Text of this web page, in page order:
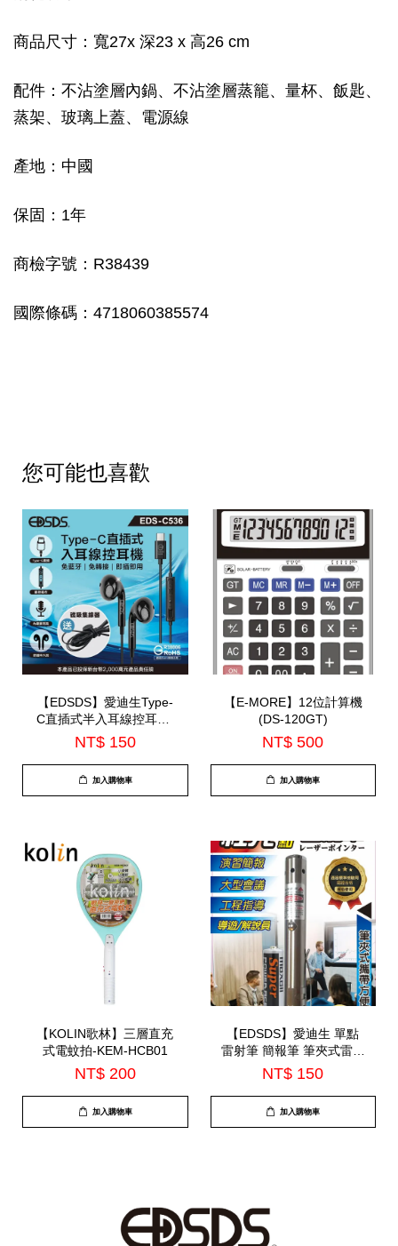
商品尺寸：寬27x 深23 x 高26 cm
配件：不沾塗層內鍋、不沾塗層蒸籠、量杯、飯匙、
蒸架、玻璃上蓋、電源線
產地：中國
保固：1年
商檢字號：R38439
國際條碼：4718060385574
您可能也喜歡
【EDSDS】愛迪生Type-
C直插式半入耳線控耳機-
內建麥克風(EDS-C536)
NT$ 150
加入購物車
【E-MORE】12位計算機
(DS-120GT)
NT$ 500
加入購物車
【KOLIN歌林】三層直充
式電蚊拍-KEM-HCB01
NT$ 200
加入購物車
【EDSDS】愛迪生 單點
雷射筆 簡報筆 筆夾式雷射
筆 演講筆(G803)
NT$ 150
加入購物車